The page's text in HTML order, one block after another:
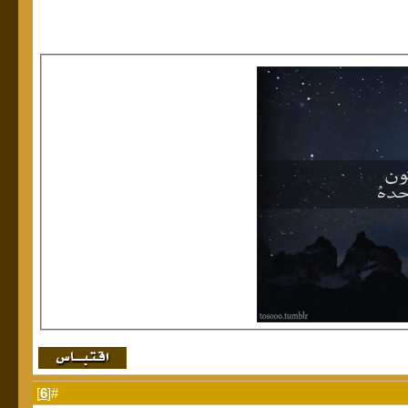
#[
6
]